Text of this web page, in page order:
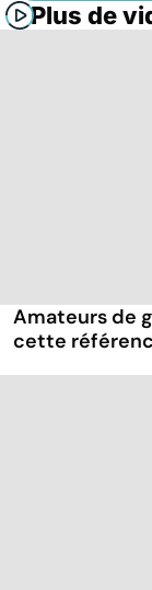
Plus de
Amateurs de
cette